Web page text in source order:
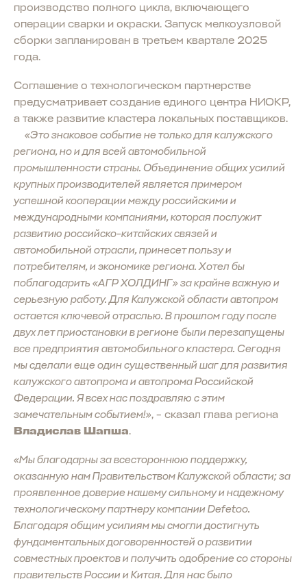
производство полного цикла, включающего
операции сварки и окраски. Запуск мелкоузловой
сборки запланирован в третьем квартале 2025
года.
Соглашение о технологическом партнерстве
предусматривает создание единого центра НИОКР,
а также развитие кластера локальных поставщиков.
«Это знаковое событие не только для калужского
региона, но и для всей автомобильной
промышленности страны. Объединение общих усилий
крупных производителей является примером
успешной кооперации между российскими и
международными компаниями, которая послужит
развитию российско-китайских связей и
автомобильной отрасли, принесет пользу и
потребителям, и экономике региона. Хотел бы
поблагодарить «АГР ХОЛДИНГ» за крайне важную и
серьезную работу. Для Калужской области автопром
остается ключевой отраслью. В прошлом году после
двух лет приостановки в регионе были перезапущены
все предприятия автомобильного кластера. Сегодня
мы сделали еще один существенный шаг для развития
калужского автопрома и автопрома Российской
Федерации. Я всех нас поздравляю с этим
замечательным событием!», – сказал глава региона
Владислав Шапша.
«Мы благодарны за всестороннюю поддержку,
оказанную нам Правительством Калужской области; за
проявленное доверие нашему сильному и надежному
технологическому партнеру компании Defetoo.
Благодаря общим усилиям мы смогли достигнуть
фундаментальных договоренностей о развитии
совместных проектов и получить одобрение со стороны
правительств России и Китая. Для нас было